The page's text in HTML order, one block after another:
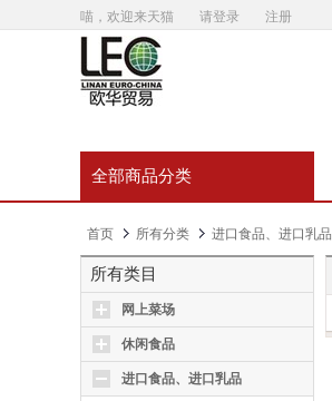
喵，欢迎来天猫 请登录 注册
全部商品分类
首页 所有分类 进口食品、进口乳品
所有类目
网上菜场
休闲食品
进口食品、进口乳品